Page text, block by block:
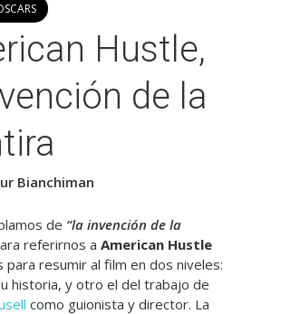
Hustle,
de la
Bianchiman
de “la invención de la
referirnos a American Hustle
para resumir al film en dos niveles:
historia, y otro el del trabajo de
como guionista y director. La